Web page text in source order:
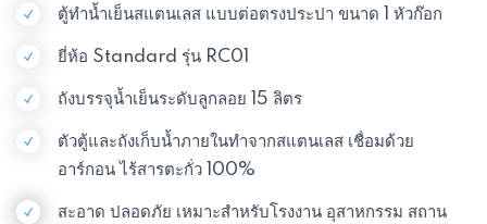
ตู้ทำน้ำเย็นสแตนเลส แบบต่อตรงประปา ขนาด 1 หัวก๊อก
ยี่ห้อ Standard รุ่น RC01
ถังบรรจุน้ำเย็นระดับลูกลอย 15 ลิตร
ตัวตู้และถังเก็บน้ำภายในทำจากสแตนเลส เชื่อมด้วย
อาร์กอน ไร้สารตะกั่ว 100%
สะอาด ปลอดภัย เหมาะสำหรับโรงงาน อุสาหกรรม สถาน